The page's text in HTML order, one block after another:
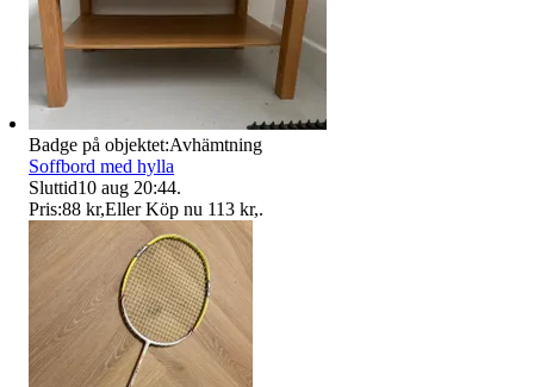
Badge på objektet:Avhämtning
Soffbord med hylla
Sluttid10 aug 20:44.
Pris:88 kr,Eller Köp nu 113 kr,.